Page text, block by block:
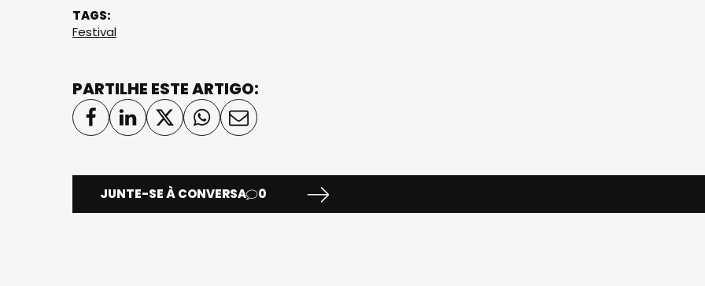
TAGS:
Festival
PARTILHE ESTE ARTIGO:
JUNTE-SE À CONVERSA 0